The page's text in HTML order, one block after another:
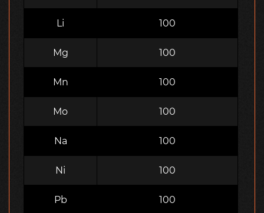
Li 100
Mg 100
Mn 100
Mo 100
Na 100
Ni 100
Pb 100